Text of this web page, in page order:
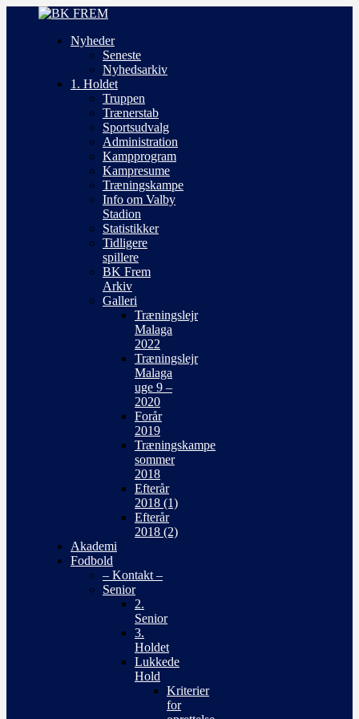
Nyheder
Seneste
Nyhedsarkiv
1. Holdet
Truppen
Trænerstab
Sportsudvalg
Administration
Kampprogram
Kampresume
Træningskampe
Info om Valby
Stadion
Statistikker
Tidligere
spillere
BK Frem
Arkiv
Galleri
Træningslejr
Malaga
2022
Træningslejr
Malaga
uge 9 –
2020
Forår
2019
Træningskampe
sommer
2018
Efterår
2018 (1)
Efterår
2018 (2)
Akademi
Fodbold
– Kontakt –
Senior
2.
Senior
3.
Holdet
Lukkede
Hold
Kriterier
for